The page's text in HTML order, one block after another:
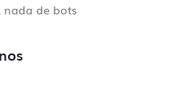
nada de bots